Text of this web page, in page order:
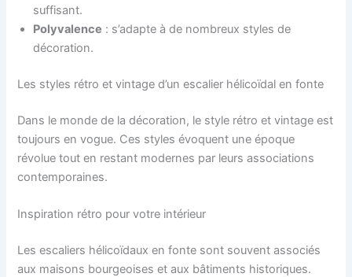
suffisant.
Polyvalence : s’adapte à de nombreux styles de
décoration.
Les styles rétro et vintage d’un escalier hélicoïdal en fonte
Dans le monde de la décoration, le style rétro et vintage est
toujours en vogue. Ces styles évoquent une époque
révolue tout en restant modernes par leurs associations
contemporaines.
Inspiration rétro pour votre intérieur
Les escaliers hélicoïdaux en fonte sont souvent associés
aux maisons bourgeoises et aux bâtiments historiques.